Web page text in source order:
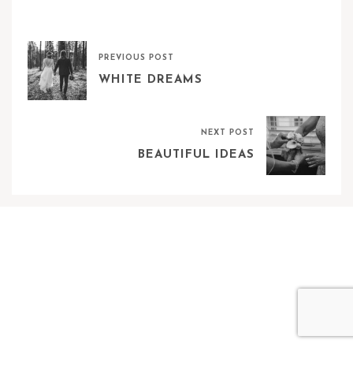
PREVIOUS POST
WHITE DREAMS
NEXT POST
BEAUTIFUL IDEAS